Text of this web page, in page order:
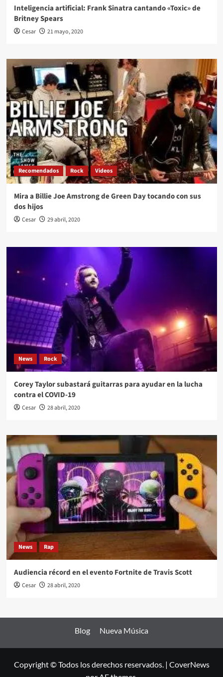
Inteligencia artificial: Frank Sinatra cantando «Toxic» de
Britney Spears
Cesar 21 mayo, 2020
Recomendados Rock Videos
Mira a Billie Joe Amstrong de Green Day tocando con sus
dos hijos
Cesar 29 abril, 2020
News Rock
Corey Taylor subastará guitarras para ayudar en la lucha
contra el COVID-19
Cesar 28 abril, 2020
News Rap
Audiencia récord en el evento Fortnite de Travis Scott
Cesar 28 abril, 2020
Blog Nueva Música
Copyright © Todos los derechos reservados. | CoverNews